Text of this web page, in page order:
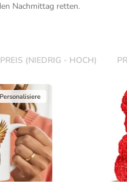
Nachmittag retten.
PREIS (NIEDRIG - HOCH)
Personalisiere